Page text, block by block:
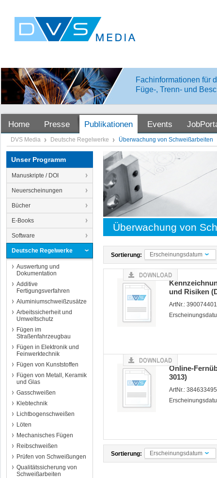
Fachinformationen für
Füge-, Trenn- und
Home Presse Publikationen Events
DVS Media Deutsche Regelwerke Überwachung von Schweißarbeiten
Unser Programm
Manuskripte / DOI
Neuerscheinungen
Bücher
E-Books
Software
Deutsche Regelwerke
Auswertung und
Dokumentation
Additive
Fertigungsverfahren
Aluminiumschweißzusätze
Arbeitssicherheit und
Umweltschutz
Fügen im
Straßenfahrzeugbau
Fügen in Elektronik und
Feinwerktechnik
Fügen von Kunststoffen
Fügen von Metall, Keramik
und Glas
Gasschweißen
Klebtechnik
Lichtbogenschweißen
Löten
Mechanisches Fügen
Reibschweißen
Prüfen von Schweißungen
Qualitätssicherung von
Schweißarbeiten
Überwachung von
Sortierung: Erscheinungsdatum
und Risiken
ArtNr.:
Online-
3013)
ArtNr.:
Sortierung: Erscheinungsdatum